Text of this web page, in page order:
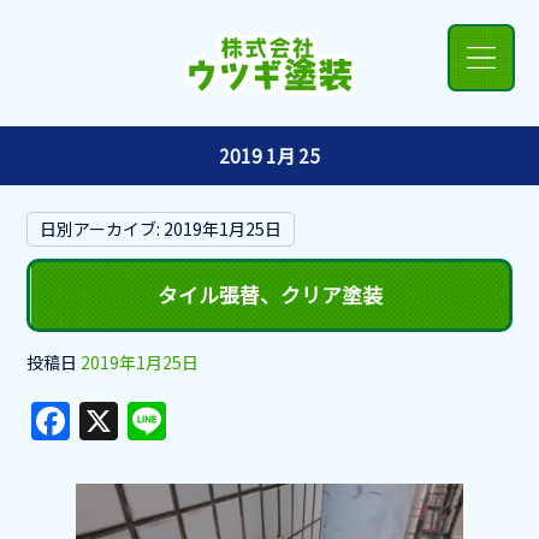
2019 1月 25
日別アーカイブ: 2019年1月25日
タイル張替、クリア塗装
投稿日 2019年1月25日
F
a
c
X
e